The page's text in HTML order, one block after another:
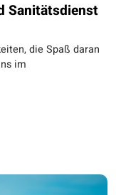
Sanitätsdienst
die Spaß daran
im